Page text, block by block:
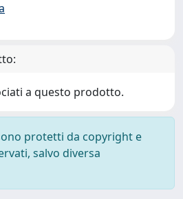
a questo prodotto.
protetti da copyright e
salvo diversa